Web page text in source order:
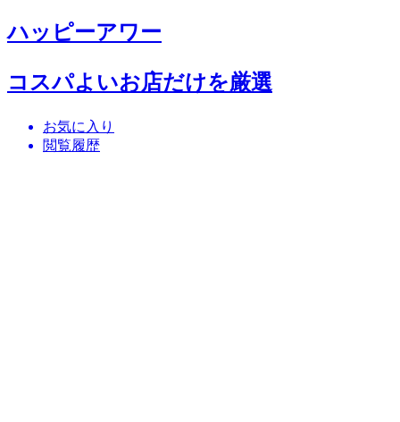
ハッピーアワー
コスパよいお店だけを厳選
お気に入り
閲覧履歴